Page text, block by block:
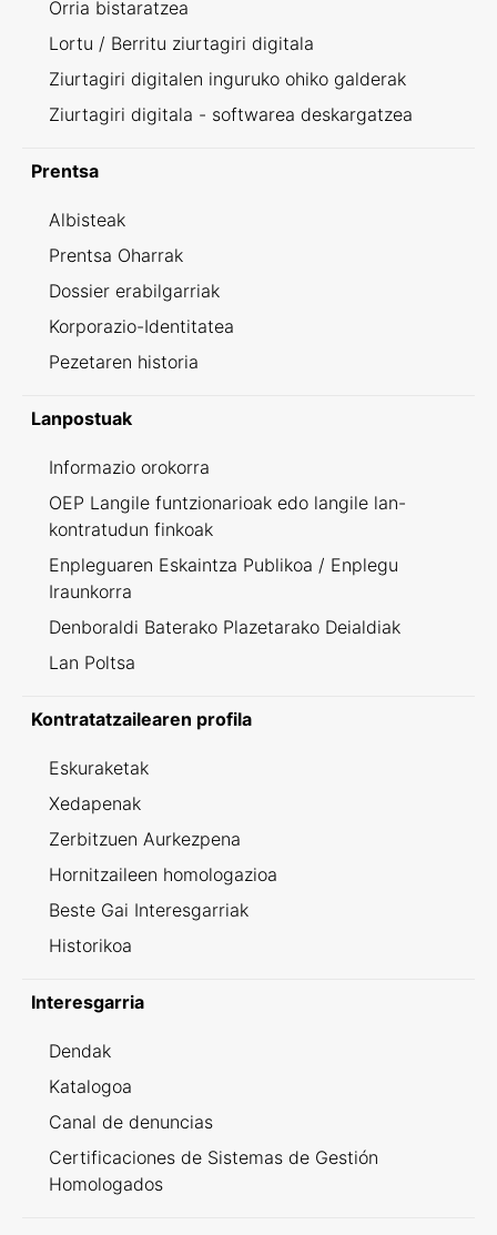
Orria bistaratzea
Lortu / Berritu ziurtagiri digitala
Ziurtagiri digitalen inguruko ohiko galderak
Ziurtagiri digitala - softwarea deskargatzea
Prentsa
Albisteak
Prentsa Oharrak
Dossier erabilgarriak
Korporazio-Identitatea
Pezetaren historia
Lanpostuak
Informazio orokorra
OEP Langile funtzionarioak edo langile lan-
kontratudun finkoak
Enpleguaren Eskaintza Publikoa / Enplegu
Iraunkorra
Denboraldi Baterako Plazetarako Deialdiak
Lan Poltsa
Kontratatzailearen profila
Eskuraketak
Xedapenak
Zerbitzuen Aurkezpena
Hornitzaileen homologazioa
Beste Gai Interesgarriak
Historikoa
Interesgarria
Dendak
Katalogoa
Canal de denuncias
Certificaciones de Sistemas de Gestión
Homologados